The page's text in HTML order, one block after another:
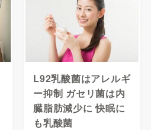
L92乳酸菌はアレルギ
ー抑制 ガセリ菌は内
臓脂肪減少に 快眠に
も乳酸菌